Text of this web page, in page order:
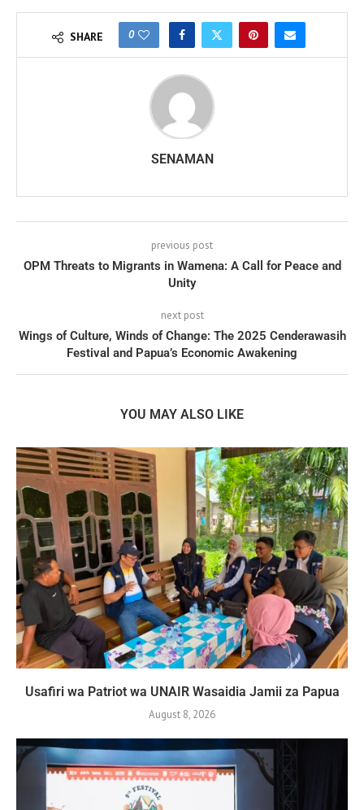
SHARE 0
SENAMAN
previous post
OPM Threats to Migrants in Wamena: A Call for Peace and
Unity
next post
Wings of Culture, Winds of Change: The 2025 Cenderawasih
Festival and Papua’s Economic Awakening
YOU MAY ALSO LIKE
Usafiri wa Patriot wa UNAIR Wasaidia Jamii za Papua
August 8, 2026